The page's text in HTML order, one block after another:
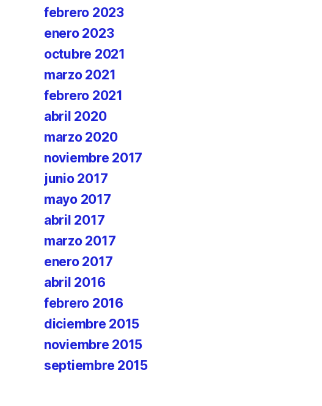
febrero 2023
enero 2023
octubre 2021
marzo 2021
febrero 2021
abril 2020
marzo 2020
noviembre 2017
junio 2017
mayo 2017
abril 2017
marzo 2017
enero 2017
abril 2016
febrero 2016
diciembre 2015
noviembre 2015
septiembre 2015